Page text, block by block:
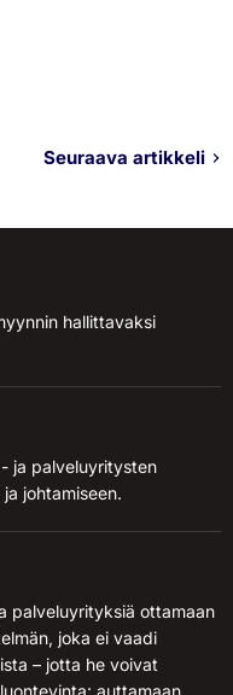
Seuraava artikkeli
hallittavaksi
ja palveluyritysten
johtamiseen.
palveluyrityksiä ottamaan
joka ei vaadi
– jotta he voivat
auttamaan